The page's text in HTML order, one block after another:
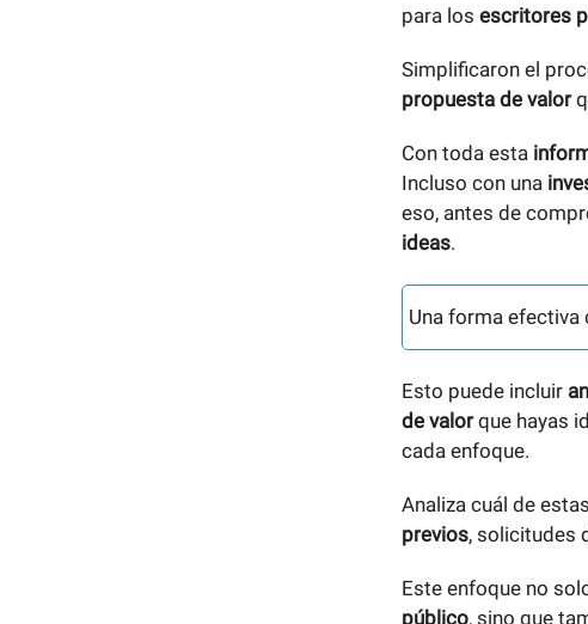
para los escritores
Simplificaron el
propuesta de valor
Con toda esta
Incluso con una
eso, antes de
ideas.
Una forma efectiva
Esto puede incluir
de valorque hayas
cada enfoque.
Analiza cuál de estas
previos, solicitudes
Este enfoque no
público, sino que